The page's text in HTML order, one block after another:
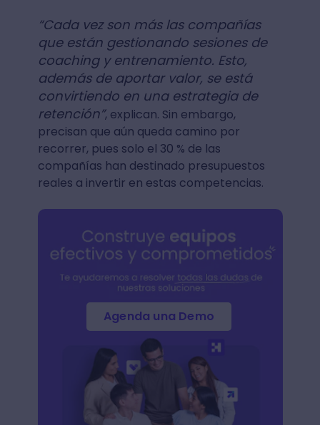
“Cada vez son más las compañías
que están gestionando sesiones de
coaching y entrenamiento. Esto,
además de aportar valor, se está
convirtiendo en una estrategia de
retención”, explican. Sin embargo,
precisan que aún queda camino por
recorrer, pues solo el 30 % de las
compañías han destinado presupuestos
reales a invertir en estas competencias.
Agenda una Demo